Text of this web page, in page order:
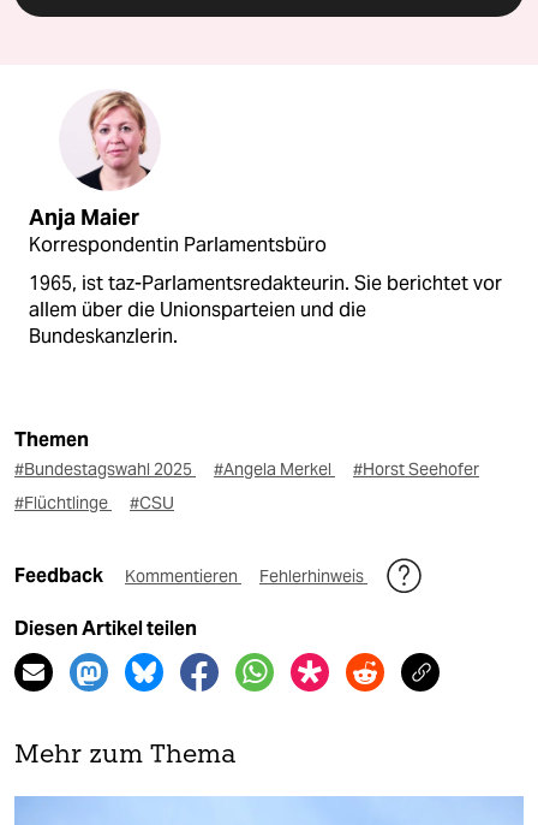
Anja Maier
Korrespondentin Parlamentsbüro
1965, ist taz-Parlamentsredakteurin. Sie berichtet vor
allem über die Unionsparteien und die
Bundeskanzlerin.
Themen
#Bundestagswahl 2025 #Angela Merkel
#Horst Seehofer
#Flüchtlinge
#CSU
Feedback Kommentieren Fehlerhinweis
Diesen Artikel teilen
Mehr zum Thema